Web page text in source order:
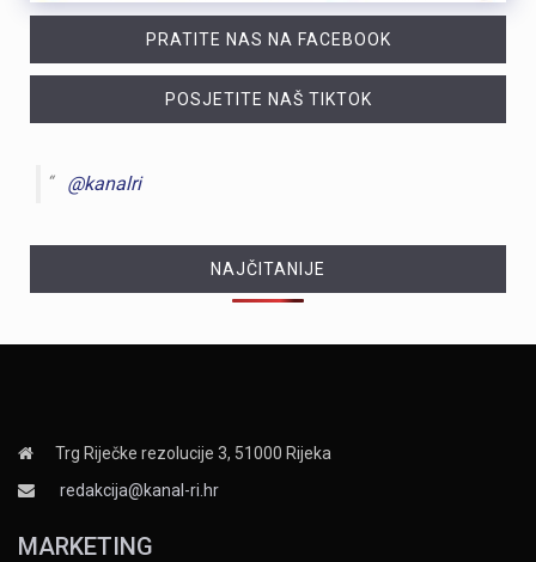
PRATITE NAS NA FACEBOOK
POSJETITE NAŠ TIKTOK
@kanalri
NAJČITANIJE
Trg Riječke rezolucije 3, 51000 Rijeka
redakcija@kanal-ri.hr
MARKETING